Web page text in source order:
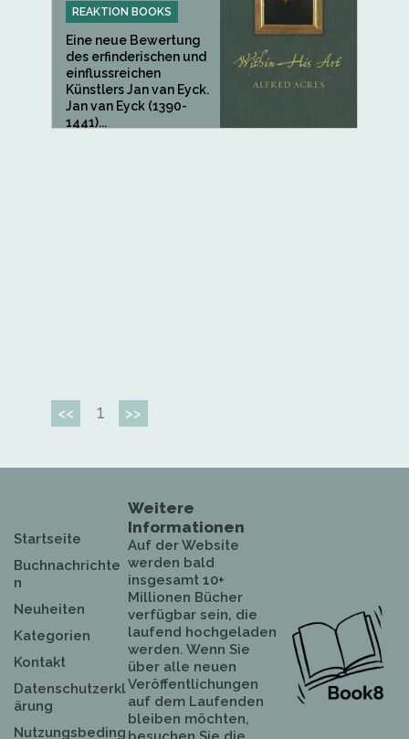
REAKTION BOOKS
Eine neue Bewertung
des erfinderischen und
einflussreichen
Künstlers Jan van Eyck.
Jan van Eyck (1390-
1441)...
<< 1 >>
Startseite
Buchnachrichte
n
Neuheiten
Kategorien
Kontakt
Datenschutzerkl
ärung
Nutzungsbeding
Weitere
Informationen
Auf der Website
werden bald
insgesamt 10+
Millionen Bücher
verfügbar sein, die
laufend hochgeladen
werden. Wenn Sie
über alle neuen
Veröffentlichungen
auf dem Laufenden
bleiben möchten,